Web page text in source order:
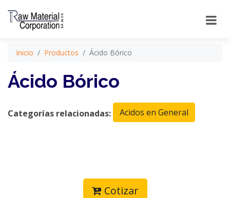
Inicio Productos Ácido Bórico
Ácido Bórico
Categorías relacionadas: Acidos en General
Cotizar